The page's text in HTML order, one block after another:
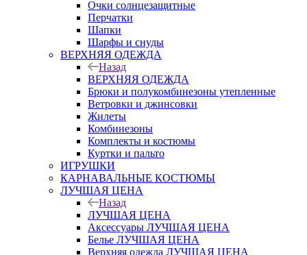
Очки солнцезащитные
Перчатки
Шапки
Шарфы и снуды
ВЕРХНЯЯ ОДЕЖДА
Назад
ВЕРХНЯЯ ОДЕЖДА
Брюки и полукомбинезоны утепленные
Ветровки и джинсовки
Жилеты
Комбинезоны
Комплекты и костюмы
Куртки и пальто
ИГРУШКИ
КАРНАВАЛЬНЫЕ КОСТЮМЫ
ЛУЧШАЯ ЦЕНА
Назад
ЛУЧШАЯ ЦЕНА
Аксессуары ЛУЧШАЯ ЦЕНА
Белье ЛУЧШАЯ ЦЕНА
Верхняя одежда ЛУЧШАЯ ЦЕНА